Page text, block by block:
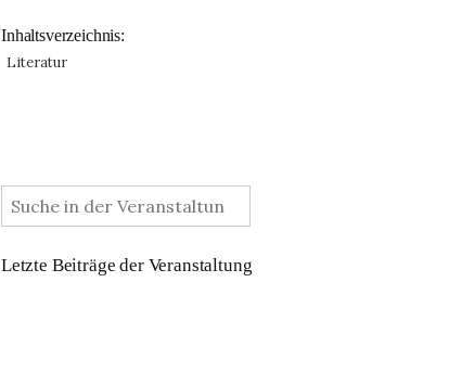
Inhaltsverzeichnis:
Literatur
:
Letzte Beiträge der Veranstaltung